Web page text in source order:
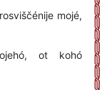
mojé,
ot kohó